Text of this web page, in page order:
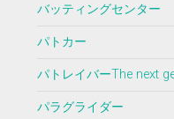
バッティングセンター
パトカー
パトレイバーThe next
パラグライダー